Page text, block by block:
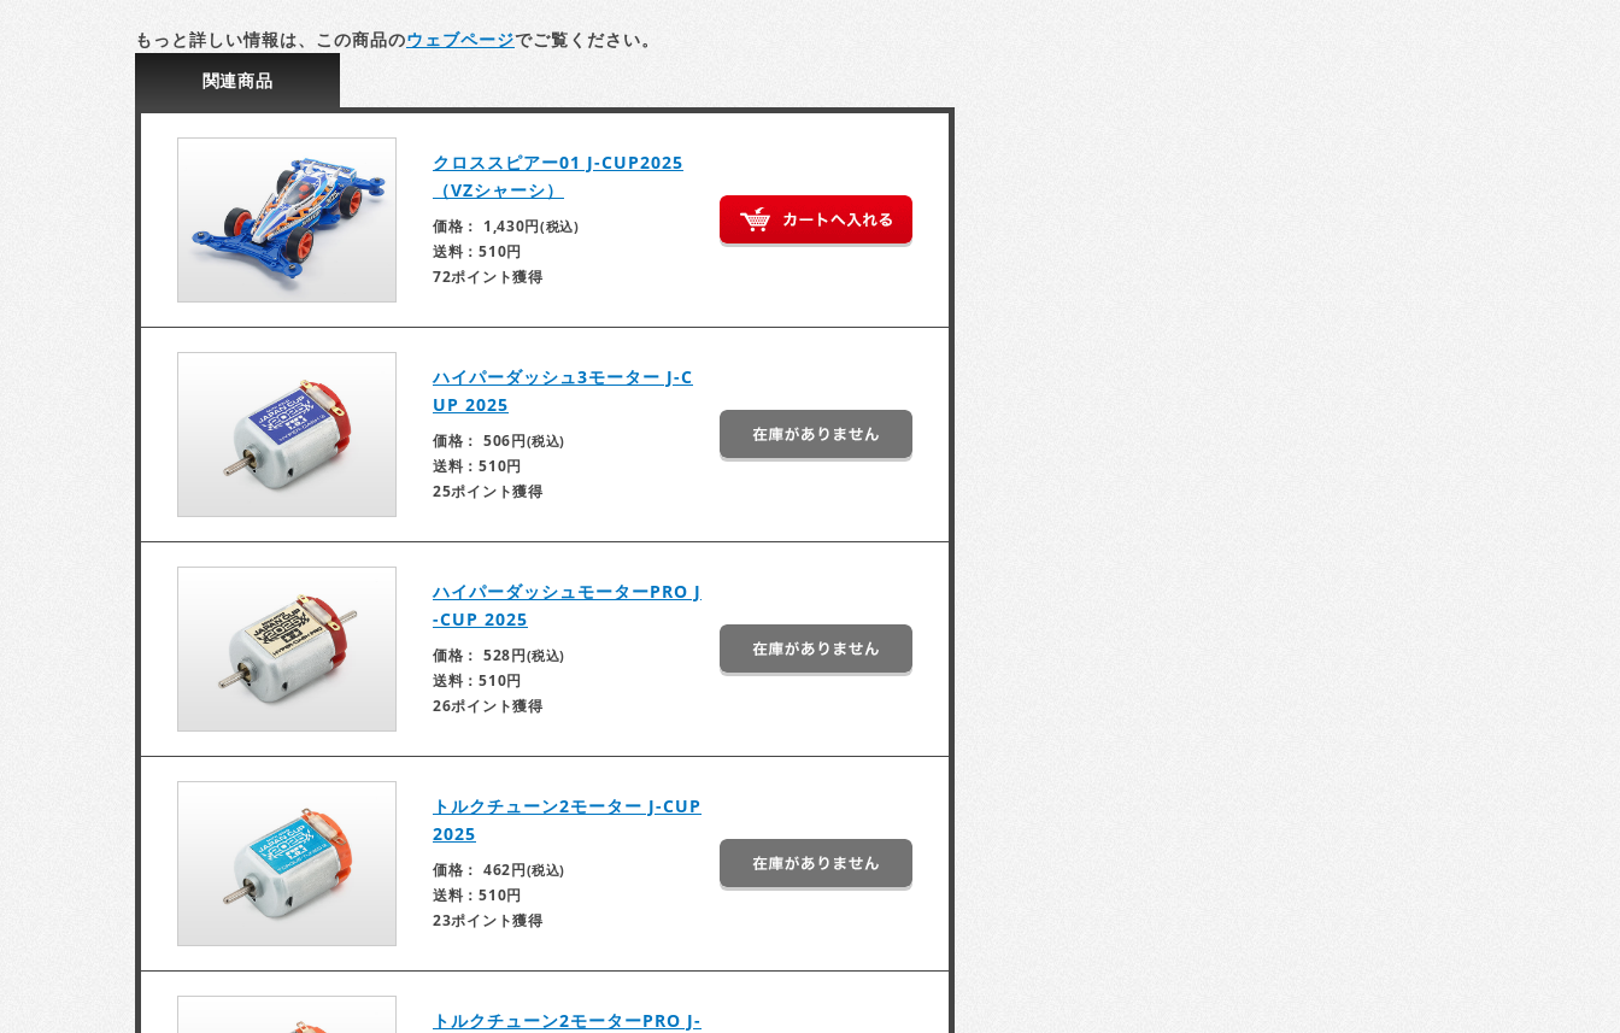
もっと詳しい情報は、この商品のウェブページでご覧ください。
関連商品
クロススピアー01 J-CUP2025
（VZシャーシ）
価格： 1,430円(税込)
送料：510円
72ポイント獲得
ハイパーダッシュ3モーター J-C
UP 2025
価格： 506円(税込)
送料：510円
25ポイント獲得
ハイパーダッシュモーターPRO J
-CUP 2025
価格： 528円(税込)
送料：510円
26ポイント獲得
トルクチューン2モーター J-CUP
2025
価格： 462円(税込)
送料：510円
23ポイント獲得
トルクチューン2モーターPRO J-